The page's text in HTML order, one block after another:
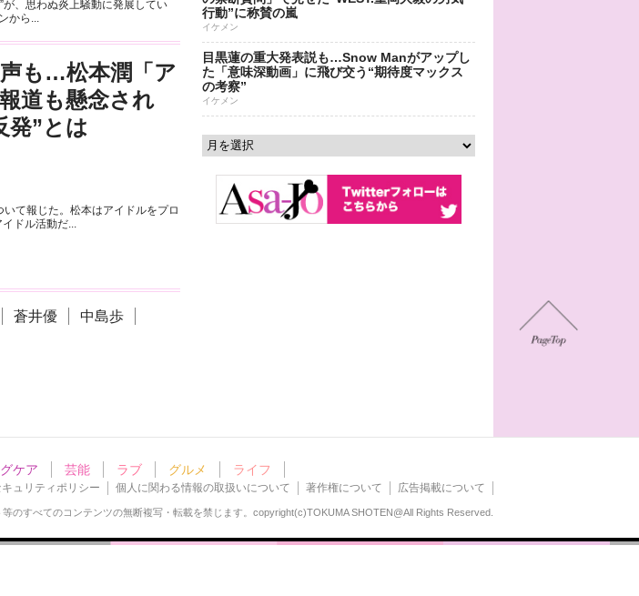
、思わぬ炎上騒動に発展してい
から...
も…松本潤「ア
道も懸念され
発”とは
て報じた。松本はアイドルをプロ
ドル活動だ...
蒼井優
中島歩
行動”に称賛の嵐
イケメン
目黒蓮の重大発表説も…Snow Manがアップし
た「意味深動画」に飛び交う“期待度マックス
の考察”
イケメン
ケア 芸能 ラブ グルメ ライフ
ュリティポリシー 個人に関わる情報の取扱いについて 著作権について 広告掲載について
等のすべてのコンテンツの無断複写・転載を禁じます。 copyright(c)TOKUMA SHOTEN@All Rights Reserved.